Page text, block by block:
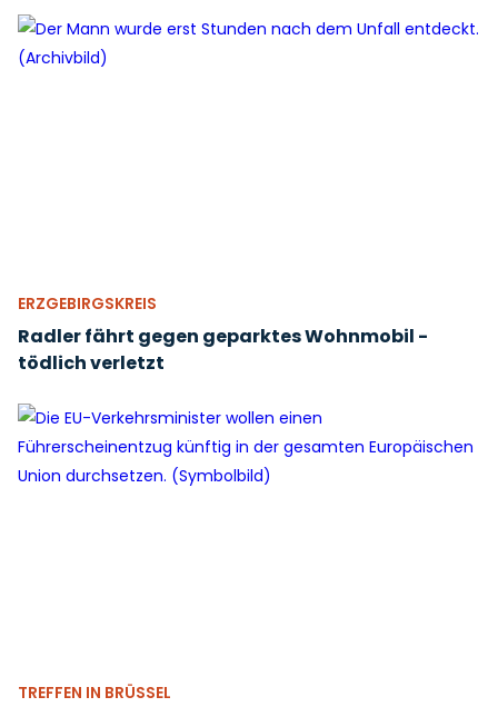
ERZGEBIRGSKREIS
Radler fährt gegen geparktes Wohnmobil -
tödlich verletzt
TREFFEN IN BRÜSSEL